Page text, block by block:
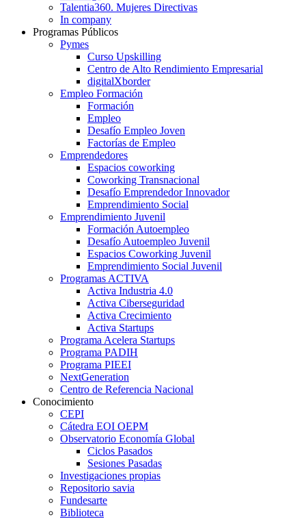
Talentia360. Mujeres Directivas
In company
Programas Públicos
Pymes
Curso Upskilling
Centro de Alto Rendimiento Empresarial
digitalXborder
Empleo Formación
Formación
Empleo
Desafío Empleo Joven
Factorías de Empleo
Emprendedores
Espacios coworking
Coworking Transnacional
Desafío Emprendedor Innovador
Emprendimiento Social
Emprendimiento Juvenil
Formación Autoempleo
Desafío Autoempleo Juvenil
Espacios Coworking Juvenil
Emprendimiento Social Juvenil
Programas ACTIVA
Activa Industria 4.0
Activa Ciberseguridad
Activa Crecimiento
Activa Startups
Programa Acelera Startups
Programa PADIH
Programa PIEEI
NextGeneration
Centro de Referencia Nacional
Conocimiento
CEPI
Cátedra EOI OEPM
Observatorio Economía Global
Ciclos Pasados
Sesiones Pasadas
Investigaciones propias
Repositorio savia
Fundesarte
Biblioteca